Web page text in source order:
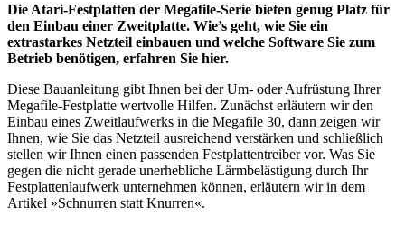
Die Atari-Festplatten der Megafile-Serie bieten genug Platz für
den Einbau einer Zweitplatte. Wie’s geht, wie Sie ein
extrastarkes Netzteil einbauen und welche Software Sie zum
Betrieb benötigen, erfahren Sie hier.
Diese Bauanleitung gibt Ihnen bei der Um- oder Aufrüstung Ihrer
Megafile-Festplatte wertvolle Hilfen. Zunächst erläutern wir den
Einbau eines Zweitlaufwerks in die Megafile 30, dann zeigen wir
Ihnen, wie Sie das Netzteil ausreichend verstärken und schließlich
stellen wir Ihnen einen passenden Festplattentreiber vor. Was Sie
gegen die nicht gerade unerhebliche Lärmbelästigung durch Ihr
Festplattenlaufwerk unternehmen können, erläutern wir in dem
Artikel »Schnurren statt Knurren«.